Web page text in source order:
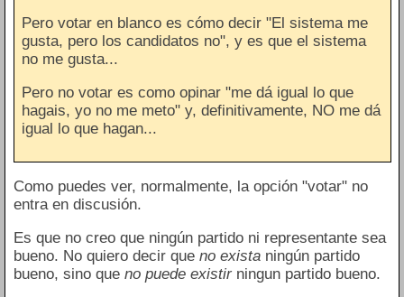
Pero votar en blanco es cómo decir "El sistema me
gusta, pero los candidatos no", y es que el sistema
no me gusta...
Pero no votar es como opinar "me dá igual lo que
hagais, yo no me meto" y, definitivamente, NO me dá
igual lo que hagan...
Como puedes ver, normalmente, la opción "votar" no
entra en discusión.
Es que no creo que ningún partido ni representante sea
bueno. No quiero decir que no existaningún partido
bueno, sino que no puede existirningun partido bueno.